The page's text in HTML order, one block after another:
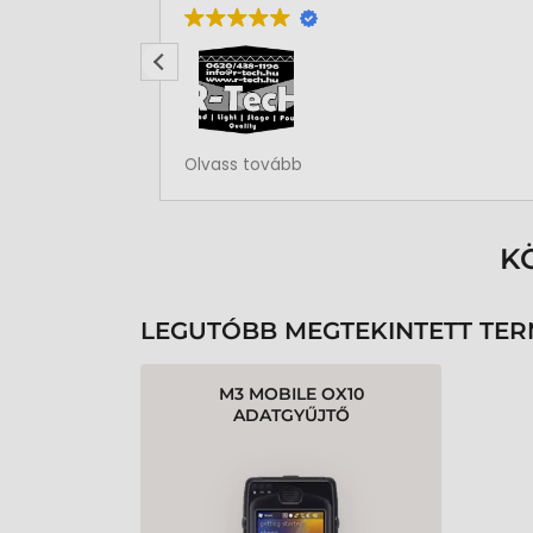
Rendben volt a rendelésem
Olvass tovább
LEGUTÓBB MEGTEKINTETT
M3 MOBILE OX10
ADATGYŰJTŐ